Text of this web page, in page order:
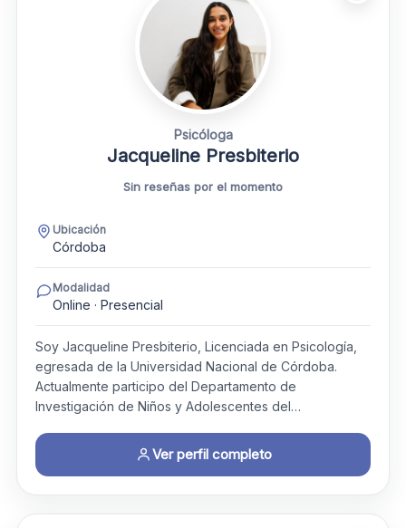
Psicóloga
Jacqueline Presbiterio
Sin reseñas por el momento
Ubicación
Córdoba
Modalidad
Online · Presencial
Soy Jacqueline Presbiterio, Licenciada en Psicología,
egresada de la Universidad Nacional de Córdoba.
Actualmente participo del Departamento de
Investigación de Niños y Adolescentes del…
Ver perfil completo